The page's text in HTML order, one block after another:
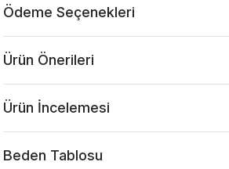
Ödeme Seçenekleri
Ürün Önerileri
Ürün İncelemesi
Beden Tablosu